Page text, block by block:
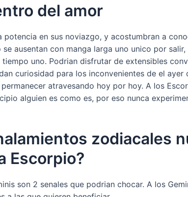
del amor
potencia en sus noviazgo, y acostumbran a
ausentan con manga larga uno unico por
uno. Podrian disfrutar de extensibles
curiosidad para los inconvenientes de el
atravesando hoy por hoy. A los
alguien es como es, por eso nunca
zodiacales
Escorpio?
son 2 senales que podrian chocar. A los